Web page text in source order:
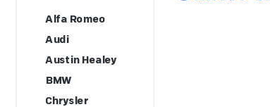
Alfa Romeo
Audi
Austin Healey
BMW
Chrysler